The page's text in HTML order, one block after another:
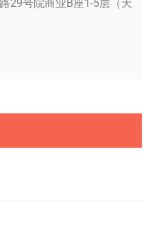
29号院商业B座1-5层（天